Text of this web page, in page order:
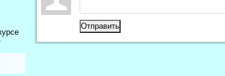
Отправить